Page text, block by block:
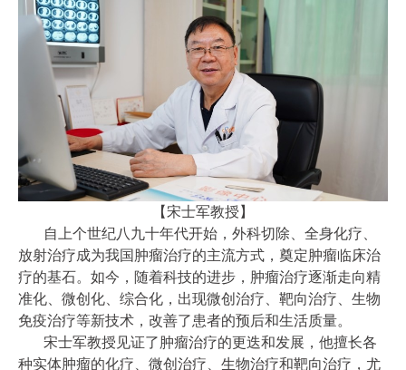
【宋士军教授】
自上个世纪八九十年代开始，外科切除、全身化疗、
放射治疗成为我国肿瘤治疗的主流方式，奠定肿瘤临床治
疗的基石。如今，随着科技的进步，肿瘤治疗逐渐走向精
准化、微创化、综合化，出现微创治疗、靶向治疗、生物
免疫治疗等新技术，改善了患者的预后和生活质量。
宋士军教授见证了肿瘤治疗的更迭和发展，他擅长各
种实体肿瘤的化疗、微创治疗、生物治疗和靶向治疗，尤